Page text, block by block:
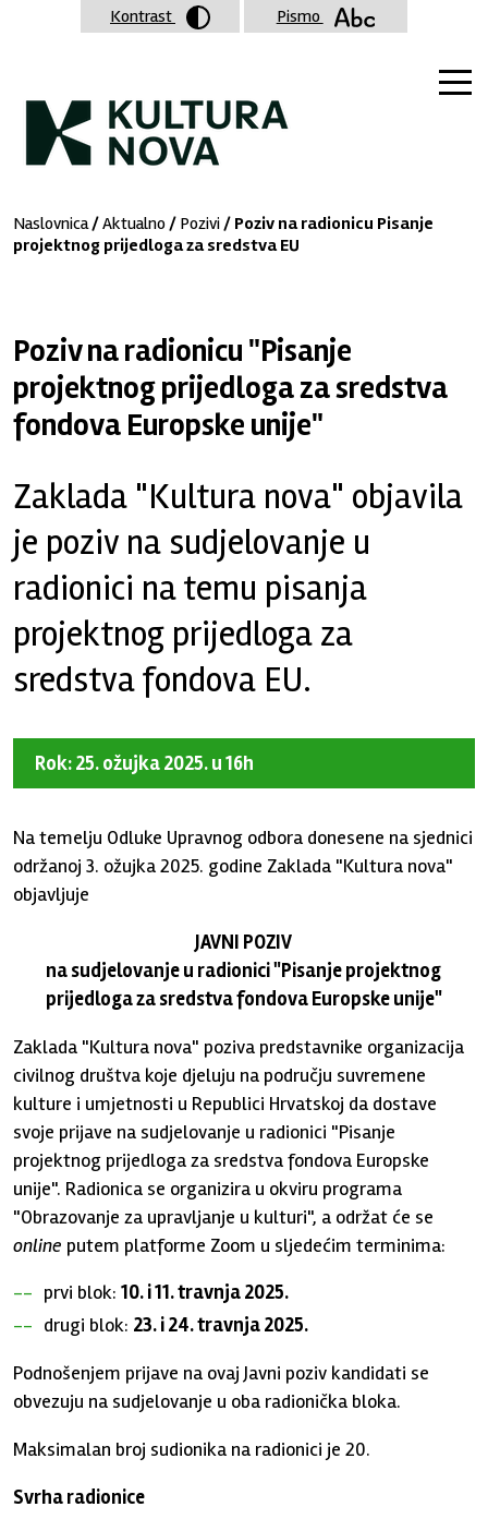
Naslovnica/Aktualno/ Pozivi/ Poziv na radionicu Pisanje
projektnog prijedloga za sredstva EU
Poziv na radionicu "Pisanje
projektnog prijedloga za sredstva
fondova Europske unije"
Zaklada "Kultura nova" objavila
je poziv na sudjelovanje u
radionici na temu pisanja
projektnog prijedloga za
sredstva fondova EU.
Rok: 25. ožujka 2025. u 16h
Na temelju Odluke Upravnog odbora donesene na sjednici
održanoj 3. ožujka 2025. godine Zaklada "Kultura nova"
objavljuje
JAVNI POZIV
na sudjelovanje u radionici "Pisanje projektnog
prijedloga za sredstva fondova Europske unije"
Zaklada "Kultura nova" poziva predstavnike organizacija
civilnog društva koje djeluju na području suvremene
kulture i umjetnosti u Republici Hrvatskoj da dostave
svoje prijave na sudjelovanje u radionici "Pisanje
projektnog prijedloga za sredstva fondova Europske
unije". Radionica se organizira u okviru programa
"Obrazovanje za upravljanje u kulturi", a održat će se
online putem platforme Zoom u sljedećim terminima:
prvi blok:10. i 11. travnja 2025.
drugi blok: 23. i 24. travnja 2025.
Podnošenjem prijave na ovaj Javni poziv kandidati se
obvezuju na sudjelovanje u oba radionička bloka.
Maksimalan broj sudionika na radionici je 20.
Svrha radionice
Kontrast Pismo